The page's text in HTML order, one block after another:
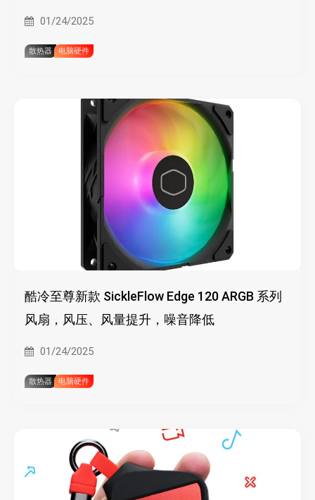
01/24/2025
散热器 电脑硬件
酷冷至尊新款 SickleFlow Edge 120 ARGB 系列
风扇，风压、风量提升，噪音降低
01/24/2025
散热器 电脑硬件